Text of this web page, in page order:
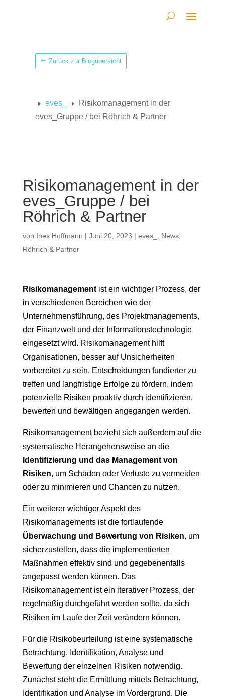
Zurück zur Blogübersicht
E eves_ E
Risikomanagement in der
eves_Gruppe / bei Röhrich & Partner
Risikomanagement in der
eves_Gruppe / bei
Röhrich & Partner
von Ines Hoffmann | Juni 20, 2023 | eves_ News,
Röhrich & Partner
Risikomanagementist ein wichtiger Prozess, der
in verschiedenen Bereichen wie der
Unternehmensführung, des Projektmanagements,
der Finanzwelt und der Informationstechnologie
eingesetzt wird. Risikomanagement hilft
Organisationen, besser auf Unsicherheiten
vorbereitet zu sein, Entscheidungen fundierter zu
treffen und langfristige Erfolge zu fördern, indem
potenzielle Risiken proaktiv durch identifizieren,
bewerten und bewältigen angegangen werden.
Risikomanagement bezieht sich außerdem auf die
systematische Herangehensweise an die
Identifizierung und das Management von
Risiken, um Schäden oder Verluste zu vermeiden
oder zu minimieren und Chancen zu nutzen.
Ein weiterer wichtiger Aspekt des
Risikomanagements ist die fortlaufende
Überwachung und Bewertung von Risiken, um
sicherzustellen, dass die implementierten
Maßnahmen effektiv sind und gegebenenfalls
angepasst werden können. Das
Risikomanagement ist ein iterativer Prozess, der
regelmäßig durchgeführt werden sollte, da sich
Risiken im Laufe der Zeit verändern können.
Für die Risikobeurteilung ist eine systematische
Betrachtung, Identifikation, Analyse und
Bewertung der einzelnen Risiken notwendig.
Zunächst steht die Ermittlung mittels Betrachtung,
Identifikation und Analyse im Vordergrund. Die